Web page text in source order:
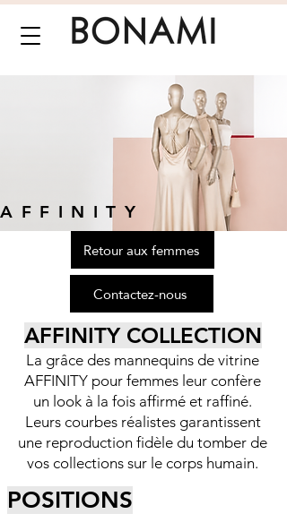
AFFINITY
Retour aux femmes
Contactez-nous
AFFINITY COLLECTION
La grâce des mannequins de vitrine
AFFINITY pour femmes leur confère
un look à la fois affirmé et raffiné.
Leurs courbes réalistes garantissent
une reproduction fidèle du tomber de
vos collections sur le corps humain.
POSITIONS